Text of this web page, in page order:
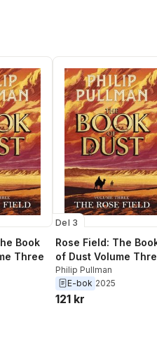
Book
Three
Del 3
Rose Field: The
of Dust Volume
Philip Pullman
E-bok 2025
121 kr